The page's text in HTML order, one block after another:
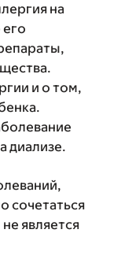
на
и о том,
диализе.
сочетаться
является